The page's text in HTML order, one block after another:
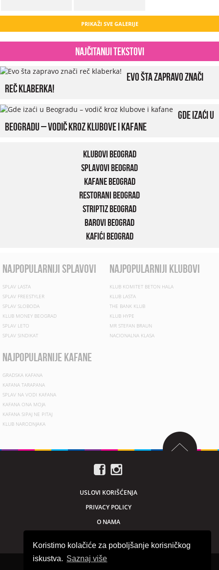
Koristimo kolačiće za poboljšanje korisničkog
iskustva. Saznaj više
PRIKAŽI SVE GALERIJE
Najčitaniji tekstovi
Evo šta zapravo znači
reč klaberka!
Gde izaći u
Beogradu – vodič kroz klubove i kafane
Klubovi Beograd
Splavovi Beograd
Kafane Beograd
Restorani Beograd
Striptiz Beograd
Barovi Beograd
Kafići Beograd
najpopularniji splavovi
SPLAV LASTA
SPLAV FREESTYLER
SPLAV SLOBODA
KLUB MONEY BEOGRAD
SPLAV LETO
SPLAV SINDIKAT
najpopularniji klubovi
KLUB KOMITET BETON HALA
KLUB LASTA
THE BANK KLUB
KLUB HYPE
MR STEFAN BRAUN
NACIONALNA KLASA
najpopularnije kafane
GRADSKA KAFANA
KAFANA TARAPANA
SPLAV NA VODI KAFANA
KAFANA ONA MOJA
KAFANA SIPAJ NE PITAJ
KLUB NARODNJAKA
USLOVI KORIŠĆENJA
PRIVACY POLICY
O NAMA
Sva prava zadržana © 2026. beogradnocu.com